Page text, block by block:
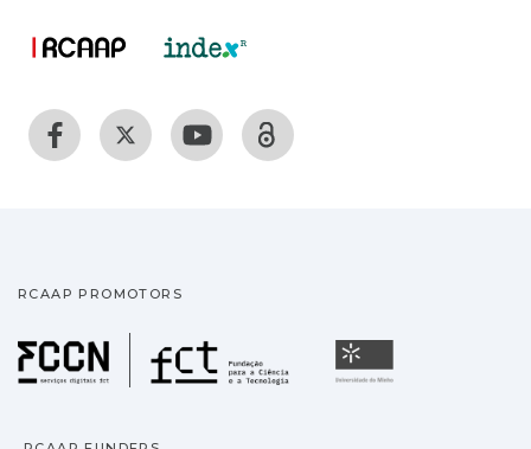
RCAAP PROMOTORS
Fundação para a